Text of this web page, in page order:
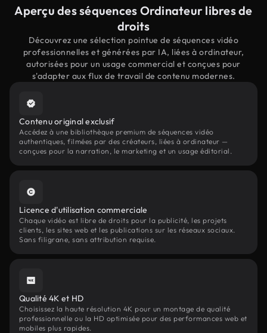
Aperçu des séquences Ordinateur libres de
droits
Découvrez une sélection pointue de séquences vidéo
professionnelles et générées par IA, liées à ordinateur,
autorisées pour un usage commercial et conçues pour
s'adapter aux flux de travail de contenu modernes.
Contenu original exclusif
Accédez à une bibliothèque premium de séquences vidéo
authentiques, filmées par des créateurs, liées à ordinateur —
conçues pour la narration, le marketing et un usage éditorial.
Licence d'utilisation commerciale
Chaque vidéo est libre de droits pour la publicité, les projets
clients, les sites web et les publications sur les réseaux sociaux.
Sans filigrane, sans attribution requise.
Qualité 4K et HD
Choisissez la haute résolution 4K pour un montage de qualité
professionnelle ou la HD optimisée pour des performances web et
mobiles plus rapides.